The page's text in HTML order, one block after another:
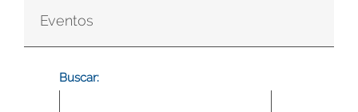
Eventos
Buscar: